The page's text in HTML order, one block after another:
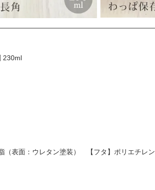
230ml
（表面：ウレタン塗装） 【フタ】ポリエチレン